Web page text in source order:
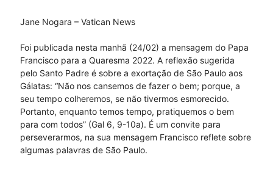
Jane Nogara – Vatican News
Foi publicada nesta manhã (24/02) a mensagem do Papa
Francisco para a Quaresma 2022. A reflexão sugerida
pelo Santo Padre é sobre a exortação de São Paulo aos
Gálatas: “Não nos cansemos de fazer o bem; porque, a
seu tempo colheremos, se não tivermos esmorecido.
Portanto, enquanto temos tempo, pratiquemos o bem
para com todos” (Gal 6, 9-10a). É um convite para
perseverarmos, na sua mensagem Francisco reflete sobre
algumas palavras de São Paulo.